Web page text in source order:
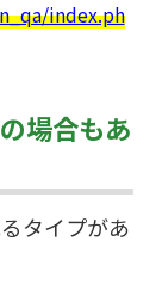
index.ph
場合もあ
タイプがあ